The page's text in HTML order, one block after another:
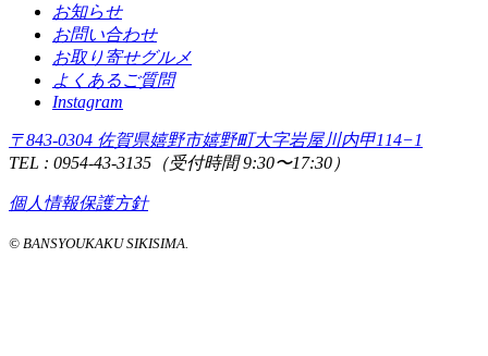
お知らせ
お問い合わせ
お取り寄せグルメ
よくあるご質問
Instagram
〒843-0304 佐賀県嬉野市嬉野町大字岩屋川内甲114−1
TEL : 0954-43-3135（受付時間 9:30〜17:30）
個人情報保護方針
© BANSYOUKAKU SIKISIMA.